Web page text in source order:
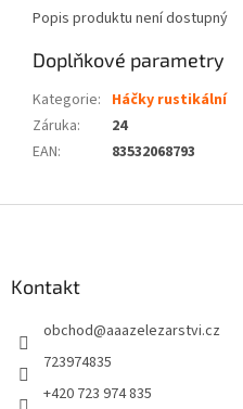
Popis produktu není dostupný
Doplňkové parametry
Kategorie: Háčky rustikální
Záruka:
24
EAN: 83532068793
Kontakt
obchod@aaazelezarstvi.cz
723974835
+420 723 974 835